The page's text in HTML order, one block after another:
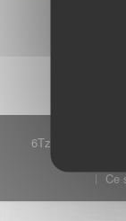
6Tzen ©2015 -
Ce